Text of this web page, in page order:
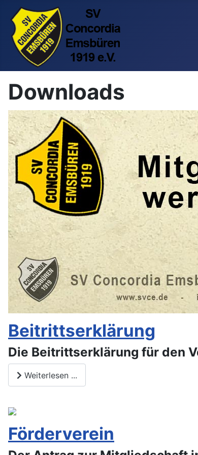
Downloads
Beitrittserklärung
Die Beitrittserklärung für den
Weiterlesen ...
Förderverein